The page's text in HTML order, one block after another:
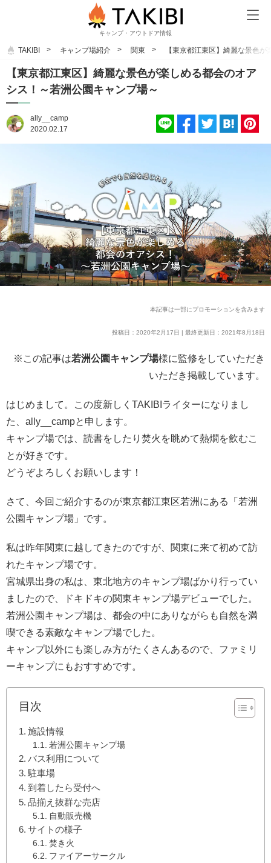
キャンプ・アウトドア情報
TAKIBI キャンプ場紹介 関東 【東京都江東区】綺麗な景色
【東京都江東区】綺麗な景色が楽しめる都会のオア
シス！～若洲公園キャンプ場～
ally__camp
2020.02.17
本記事は一部にプロモーションを含みます
投稿日：2020年2月17日 | 最終更新日：2021年8月18日
※この記事は若洲公園キャンプ場様に監修をしていただき
いただき掲載しています。
はじめまして。この度新しくTAKIBIライターになりまし
た、ally__campと申します。
キャンプ場では、読書をしたり焚火を眺めて熱燗を飲むこ
とが好きです。
どうぞよろしくお願いします！
さて、今回ご紹介するのが東京都江東区若洲にある「若洲
公園キャンプ場」です。
私は昨年関東に越してきたのですが、関東に来て初めて訪
れたキャンプ場です。
宮城県出身の私は、東北地方のキャンプ場ばかり行ってい
ましたので、ドキドキの関東キャンプ場デビューでした。
若洲公園キャンプ場は、都会の中にありながらも自然を満
喫できる素敵なキャンプ場でした。
キャンプ以外にも楽しみ方がたくさんあるので、ファミリ
ーキャンプにもおすすめです。
目次
施設情報
若洲公園キャンプ場
バス利用について
駐車場
到着したら受付へ
品揃え抜群な売店
自動販売機
サイトの様子
焚き火
ファイアーサークル